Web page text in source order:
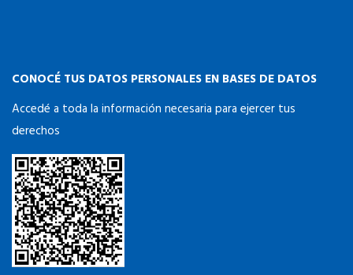
CONOCÉ TUS DATOS PERSONALES EN BASES DE DATOS
Accedé a toda la información necesaria para ejercer tus
derechos